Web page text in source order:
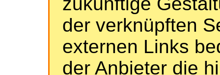
der verknüpften
externen Links
der Anbieter die